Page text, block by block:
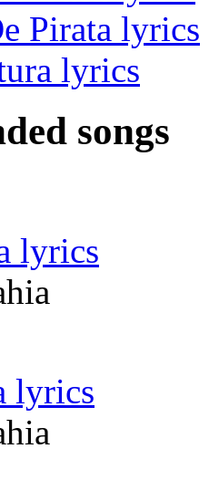
Pirata lyrics
lyrics
songs
lyrics
lyrics